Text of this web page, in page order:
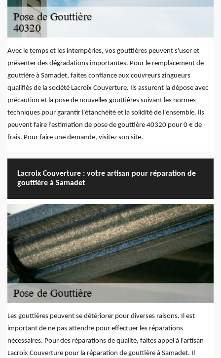
Avec le temps et les intempéries, vos gouttières peuvent s'user et
présenter des dégradations importantes. Pour le remplacement de
gouttière à Samadet, faites confiance aux couvreurs zingueurs
qualifiés de la société Lacroix Couverture. Ils assurent la dépose avec
précaution et la pose de nouvelles gouttières suivant les normes
techniques pour garantir l'étanchéité et la solidité de l'ensemble. Ils
peuvent faire l’estimation de pose de gouttière 40320 pour 0 € de
frais. Pour faire une demande, visitez son site.
Lacroix Couverture : votre artisan pour réparation de
gouttière à Samadet
Les gouttières peuvent se détériorer pour diverses raisons. Il est
important de ne pas attendre pour effectuer les réparations
nécessaires. Pour des réparations de qualité, faites appel à l'artisan
Lacroix Couverture pour la réparation de gouttière à Samadet. Il